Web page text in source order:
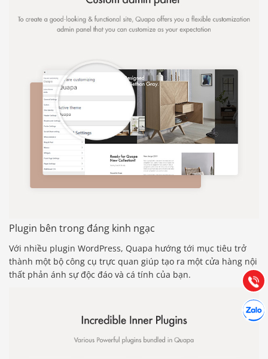
Plugin bên trong đáng kinh ngạc
Với nhiều plugin WordPress, Quapa hướng tới mục tiêu trở
thành một bộ công cụ trực quan giúp tạo ra một cửa hàng nội
thất phản ánh sự độc đáo và cá tính của bạn.
Gọi
Hướng dẫn & Hỗ trợ:
(028) 22.166.144
Chát
Tư vấn